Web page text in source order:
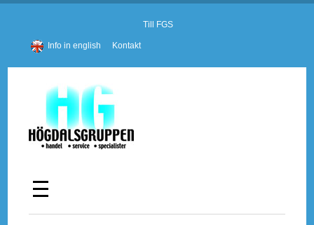
Till FGS
Info in english Kontakt